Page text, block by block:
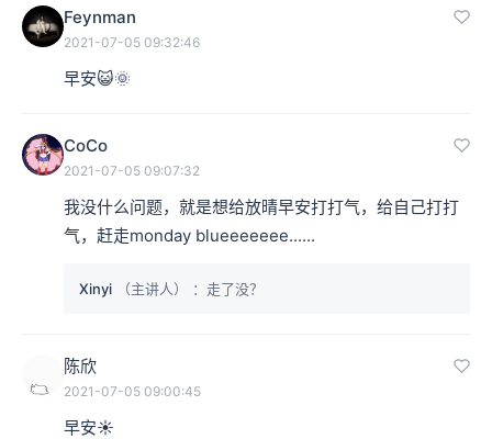
Feynman
2021-07-05 09:32:46
早安😺🌞
CoCo
2021-07-05 09:07:32
我没什么问题，就是想给放晴早安打打气，给自己打打
气，赶走monday blueeeeeee......
Xinyi （主讲人） ：走了没？
陈欣
2021-07-05 09:00:45
早安☀️